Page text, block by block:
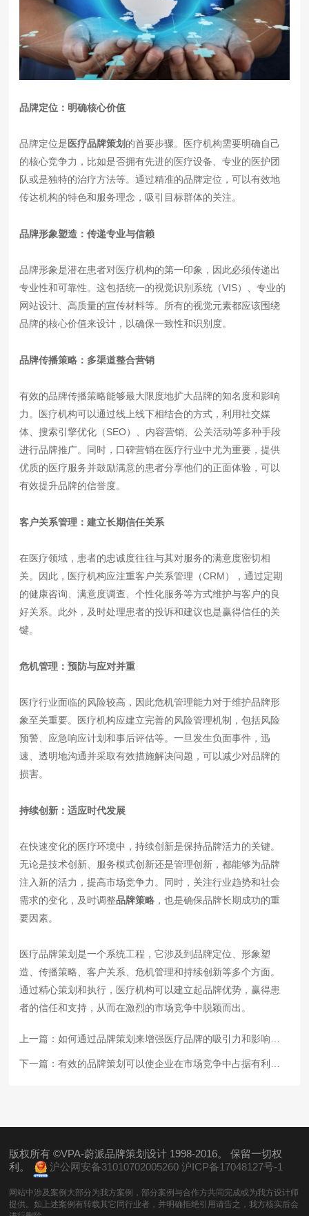
品牌定位：明确核心价值
品牌定位是医疗品牌策划 的首要步骤。医疗机构需要明确自己
的核心竞争力，比如是否拥有先进的医疗设备、专业的医护团
队或是独特的治疗方法等。通过精准的品牌定位，可以有效地
传达机构的特色和服务理念，吸引目标群体的关注。
品牌形象塑造：传递专业与信赖
品牌形象是潜在患者对医疗机构的第一印象，因此必须传递出
专业性和可靠性。这包括统一的视觉识别系统（VIS）、专业的
网站设计、高质量的宣传材料等。所有的视觉元素都应该围绕
品牌的核心价值来设计，以确保一致性和识别度。
品牌传播策略：多渠道整合营销
有效的品牌传播策略能够最大限度地扩大品牌的知名度和影响
力。医疗机构可以通过线上线下相结合的方式，利用社交媒
体、搜索引擎优化（SEO）、内容营销、公关活动等多种手段
进行品牌推广。同时，口碑营销在医疗行业中尤为重要，提供
优质的医疗服务并鼓励满意的患者分享他们的正面体验，可以
有效提升品牌的信誉度。
客户关系管理：建立长期信任关系
在医疗领域，患者的忠诚度往往与其对服务的满意度密切相
关。因此，医疗机构应注重客户关系管理（CRM），通过定期
的健康咨询、满意度调查、个性化服务等方式维护与客户的良
好关系。此外，及时处理患者的投诉和建议也是赢得信任的关
键。
危机管理：预防与应对并重
医疗行业面临的风险较高，因此危机管理能力对于维护品牌形
象至关重要。医疗机构应建立完善的风险管理机制，包括风险
预警、应急响应计划和事后评估等。一旦发生负面事件，迅
速、透明地沟通并采取有效措施解决问题，可以减少对品牌的
损害。
持续创新：适应时代发展
在快速变化的医疗环境中，持续创新是保持品牌活力的关键。
无论是技术创新、服务模式创新还是管理创新，都能够为品牌
注入新的活力，提高市场竞争力。同时，关注行业趋势和社会
需求的变化，及时调整品牌策略 ，也是确保品牌长期成功的重
要因素。
医疗品牌策划是一个系统工程，它涉及到品牌定位、形象塑
造、传播策略、客户关系、危机管理和持续创新等多个方面。
通过精心策划和执行，医疗机构可以建立起品牌优势，赢得患
者的信任和支持，从而在激烈的市场竞争中脱颖而出。
上一篇：如何通过品牌策划来增强医疗品牌的吸引力和影响力？
下一篇：有效的品牌策划可以使企业在市场竞争中占据有利位置
版权所有 ©VPA-蔚派品牌策划设计 1998-2016。 保留一切权
利。
沪公网安备31010702005260 沪ICP备17048127号-1
网站中涉及案例大部分为我方案例，部分案例与合作方共同完成或为我方设计师
提供。如上述案例有转载其它同行业者，并明确拒绝引用请告之，我方核实后会